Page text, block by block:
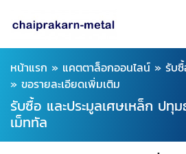
หน้าแรก » แคตตาล็อกออนไลน์ » รับ
» ขอรายละเอียดเพิ่มเติม
รับซื้อ และประมูลเศษเหล็ก ปทุ
เม็ททัล